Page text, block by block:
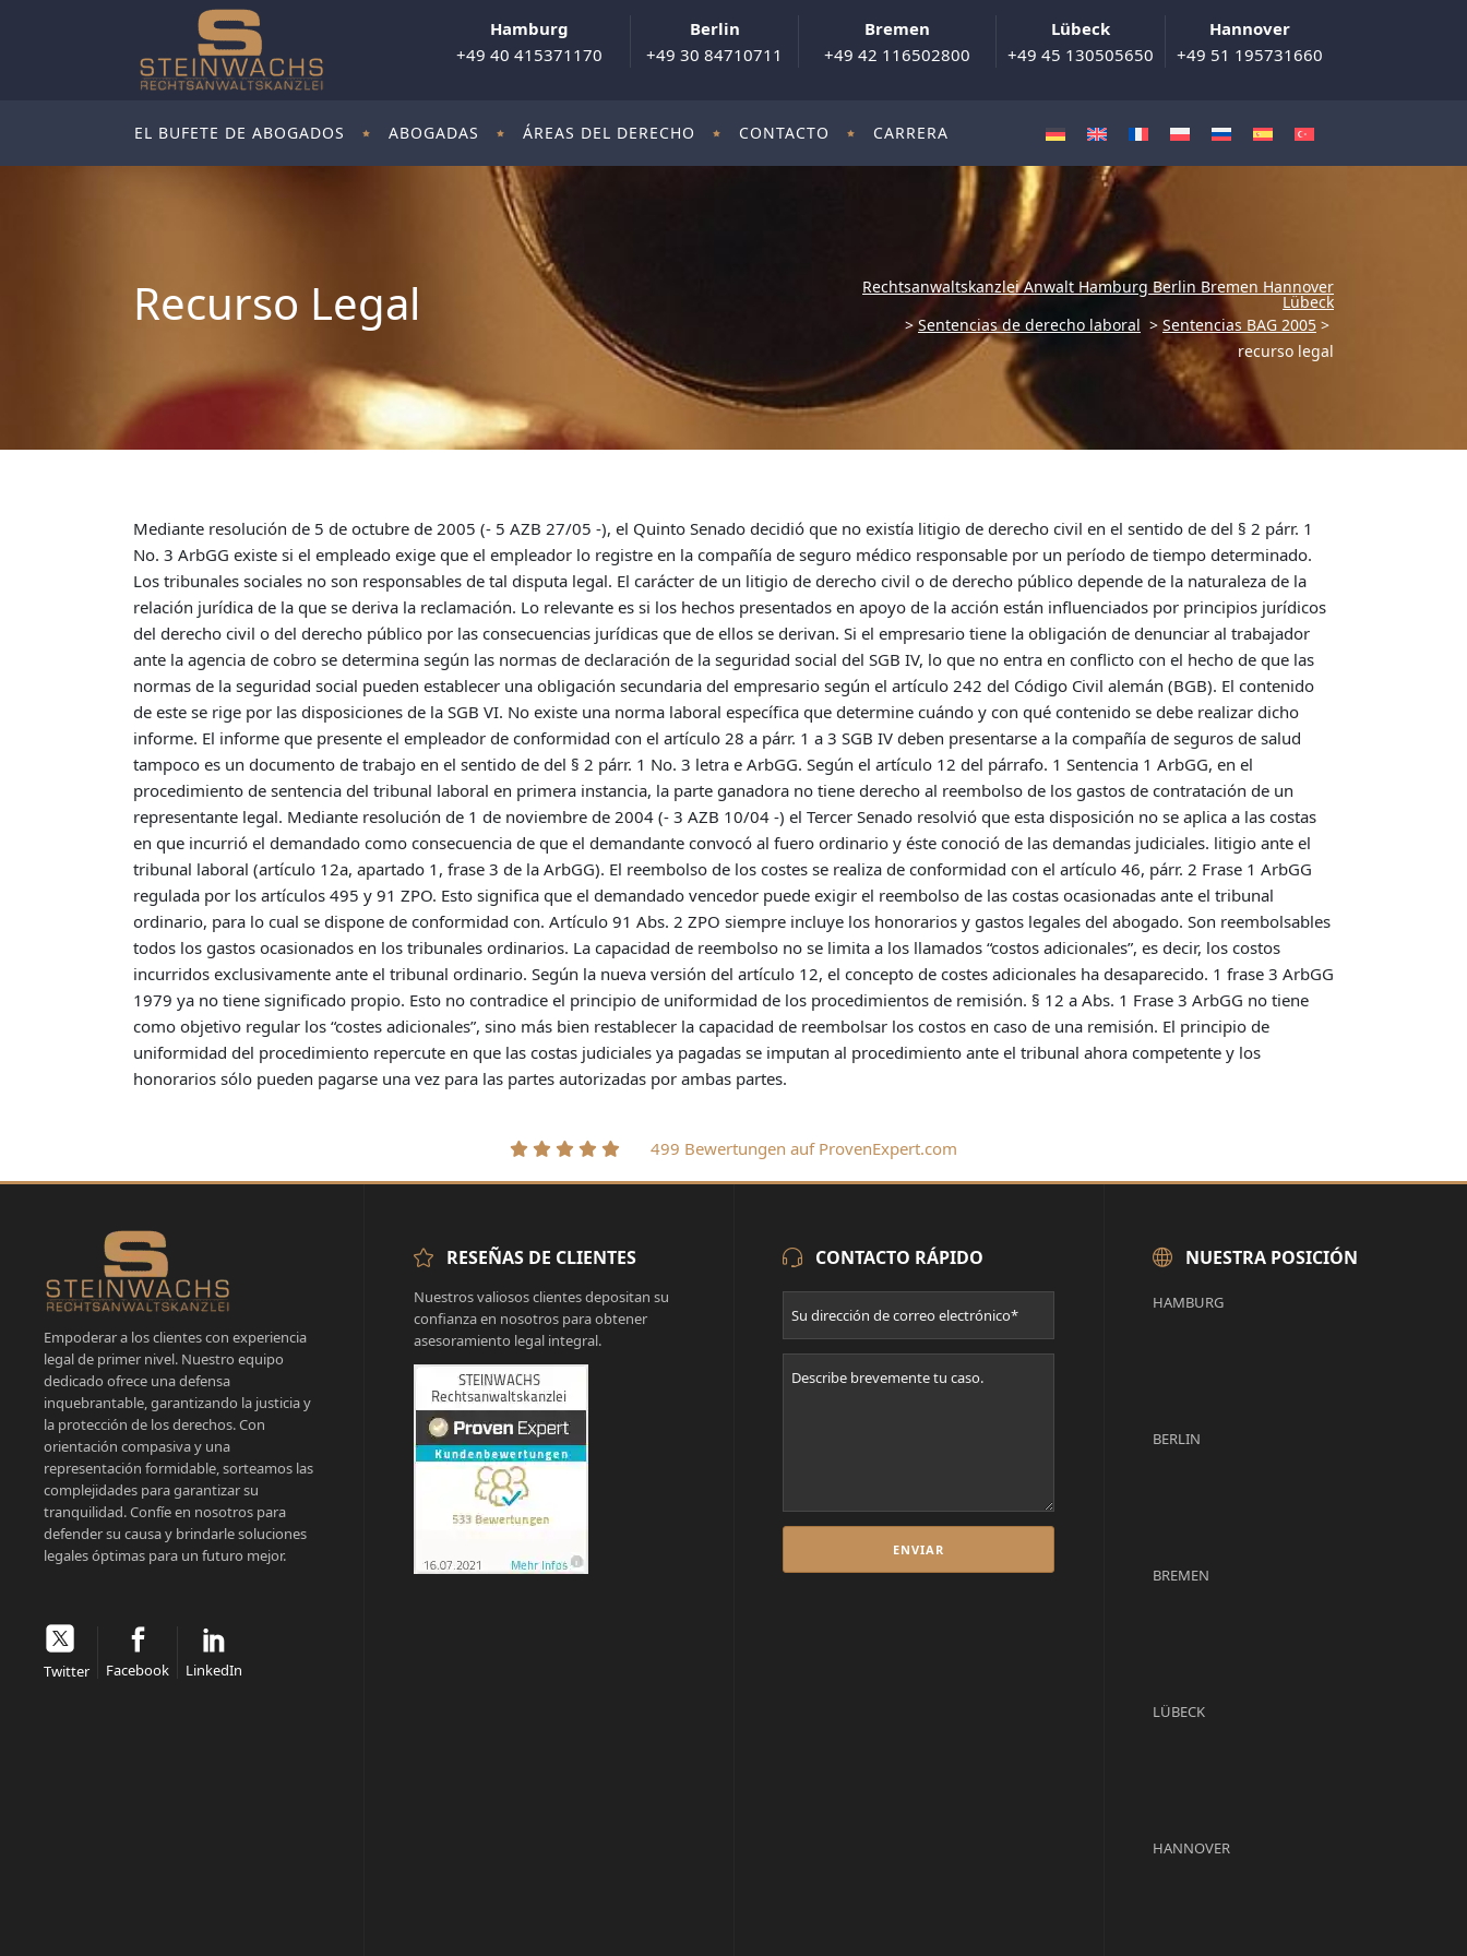
Hamburg
+49 40 415371170
Berlin
+49 30 84710711
Bremen
+49 42 116502800
Lübeck
+49 45 130505650
Hannover
+49 51 195731660
EL BUFETE DE ABOGADOS ABOGADAS ÁREAS DEL DERECHO CONTACTO CARRERA
Recurso Legal Rechtsanwaltskanzlei Anwalt Hamburg Berlin Bremen Hannover
Lübeck
>Sentencias de derecho laboral > Sentencias BAG 2005 >
recurso legal
Mediante resolución de 5 de octubre de 2005 (- 5 AZB 27/05 -), el Quinto Senado decidió que no existía litigio de derecho civil en el sentido de del § 2 párr. 1
No. 3 ArbGG existe si el empleado exige que el empleador lo registre en la compañía de seguro médico responsable por un período de tiempo determinado.
Los tribunales sociales no son responsables de tal disputa legal. El carácter de un litigio de derecho civil o de derecho público depende de la naturaleza de la
relación jurídica de la que se deriva la reclamación. Lo relevante es si los hechos presentados en apoyo de la acción están influenciados por principios jurídicos
del derecho civil o del derecho público por las consecuencias jurídicas que de ellos se derivan. Si el empresario tiene la obligación de denunciar al trabajador
ante la agencia de cobro se determina según las normas de declaración de la seguridad social del SGB IV, lo que no entra en conflicto con el hecho de que las
normas de la seguridad social pueden establecer una obligación secundaria del empresario según el artículo 242 del Código Civil alemán (BGB). El contenido
de este se rige por las disposiciones de la SGB VI. No existe una norma laboral específica que determine cuándo y con qué contenido se debe realizar dicho
informe. El informe que presente el empleador de conformidad con el artículo 28 a párr. 1 a 3 SGB IV deben presentarse a la compañía de seguros de salud
tampoco es un documento de trabajo en el sentido de del § 2 párr. 1 No. 3 letra e ArbGG. Según el artículo 12 del párrafo. 1 Sentencia 1 ArbGG, en el
procedimiento de sentencia del tribunal laboral en primera instancia, la parte ganadora no tiene derecho al reembolso de los gastos de contratación de un
representante legal. Mediante resolución de 1 de noviembre de 2004 (- 3 AZB 10/04 -) el Tercer Senado resolvió que esta disposición no se aplica a las costas
en que incurrió el demandado como consecuencia de que el demandante convocó al fuero ordinario y éste conoció de las demandas judiciales. litigio ante el
tribunal laboral (artículo 12a, apartado 1, frase 3 de la ArbGG). El reembolso de los costes se realiza de conformidad con el artículo 46, párr. 2 Frase 1 ArbGG
regulada por los artículos 495 y 91 ZPO. Esto significa que el demandado vencedor puede exigir el reembolso de las costas ocasionadas ante el tribunal
ordinario, para lo cual se dispone de conformidad con. Artículo 91 Abs. 2 ZPO siempre incluye los honorarios y gastos legales del abogado. Son reembolsables
todos los gastos ocasionados en los tribunales ordinarios. La capacidad de reembolso no se limita a los llamados “costos adicionales”, es decir, los costos
incurridos exclusivamente ante el tribunal ordinario. Según la nueva versión del artículo 12, el concepto de costes adicionales ha desaparecido. 1 frase 3 ArbGG
1979 ya no tiene significado propio. Esto no contradice el principio de uniformidad de los procedimientos de remisión. § 12 a Abs. 1 Frase 3 ArbGG no tiene
como objetivo regular los “costes adicionales”, sino más bien restablecer la capacidad de reembolsar los costos en caso de una remisión. El principio de
uniformidad del procedimiento repercute en que las costas judiciales ya pagadas se imputan al procedimiento ante el tribunal ahora competente y los
honorarios sólo pueden pagarse una vez para las partes autorizadas por ambas partes.
499 Bewertungen auf ProvenExpert.com
Empoderar a los clientes con experiencia
legal de primer nivel. Nuestro equipo
dedicado ofrece una defensa
inquebrantable, garantizando la justicia y
la protección de los derechos. Con
orientación compasiva y una
representación formidable, sorteamos las
complejidades para garantizar su
tranquilidad. Confíe en nosotros para
defender su causa y brindarle soluciones
legales óptimas para un futuro mejor.
Twitter Facebook LinkedIn
RESEÑAS DE CLIENTES
Nuestros valiosos clientes depositan su
confianza en nosotros para obtener
asesoramiento legal integral.
CONTACTO RÁPIDO NUESTRA POSICIÓN
HAMBURG
BERLIN
BREMEN
LÜBECK
HANNOVER